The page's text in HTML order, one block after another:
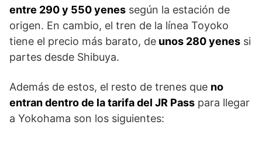
entre 290 y 550 yenes según la estación de
origen. En cambio, el tren de la línea Toyoko
tiene el precio más barato, de unos 280 yenes si
partes desde Shibuya.
Además de estos, el resto de trenes que no
entran dentro de la tarifa del JR Pass para llegar
a Yokohama son los siguientes: